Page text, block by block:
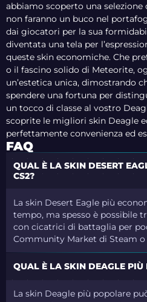
abbiamo scoperto una
non faranno un buco nel
dai giocatori per la sua
diventata una tela per
queste skin economiche. Che
o il fascino solido di Meteorite,
un’estetica unica, dimostrando
spendere una fortuna per
un tocco di classe al vostro
scoprite le migliori skin Deagle
perfettamente convenienza ed
FAQ
QUAL È LA SKIN DESERT
CS2?
La skin Desert Eagle più
tempo, ma spesso è possibile
con cicatrici di battaglia per
Community Market di Steam
QUAL È LA SKIN DEAGLE PIÙ
La skin Deagle più popolare